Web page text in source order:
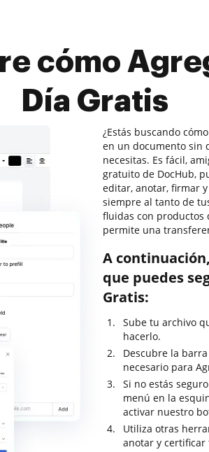
cómo
Día Gratis
¿Estás buscando
en un documento sin
necesitas. Es fácil,
gratuito de DocHub,
editar, anotar, firmar
siempre al tanto de
fluidas con productos
permite una
A
que puedes
Gratis:
Sube tu archivo
hacerlo.
Descubre la
necesario para
Si no estás
menú en la
activar nuestro
Utiliza otras
anotar y certificar